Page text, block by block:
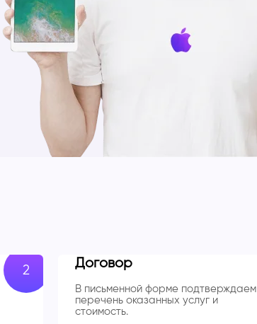
Договор
В письменной форме подтверждаем
перечень оказанных услуг и
стоимость.